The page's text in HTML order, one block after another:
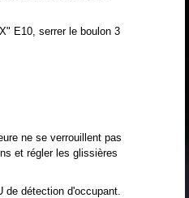
E10, serrer le boulon 3
ne se verrouillent pas
et régler les glissières
de détection d'occupant.